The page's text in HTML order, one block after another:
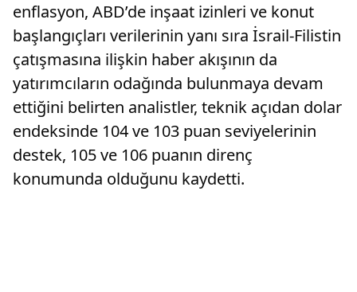
enflasyon, ABD’de inşaat izinleri ve konut
başlangıçları verilerinin yanı sıra İsrail-Filistin
çatışmasına ilişkin haber akışının da
yatırımcıların odağında bulunmaya devam
ettiğini belirten analistler, teknik açıdan dolar
endeksinde 104 ve 103 puan seviyelerinin
destek, 105 ve 106 puanın direnç
konumunda olduğunu kaydetti.